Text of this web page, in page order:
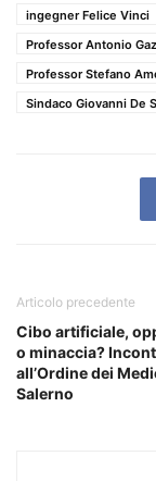
ingegner Felice Vinci
Professor Antonio
Professor Stefano
Sindaco Giovanni De
Articolo precedente
Cibo artificiale,
o minaccia?
all’Ordine dei
Salerno